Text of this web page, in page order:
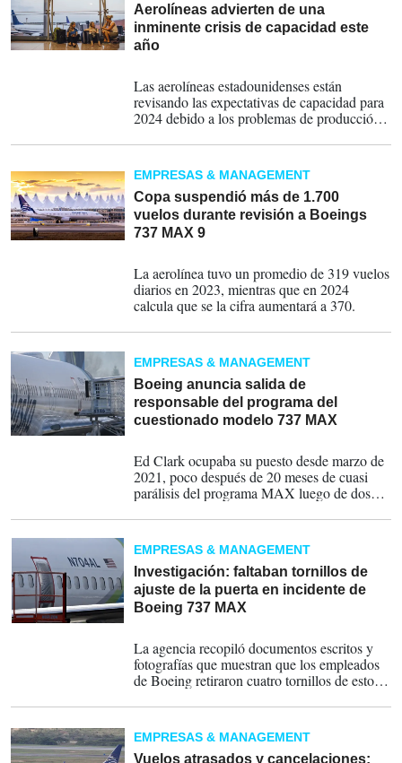
Aerolíneas advierten de una
inminente crisis de capacidad este
año
Las aerolíneas estadounidenses están
revisando las expectativas de capacidad para
2024 debido a los problemas de producción
EMPRESAS & MANAGEMENT
Copa suspendió más de 1.700
vuelos durante revisión a Boeings
737 MAX 9
La aerolínea tuvo un promedio de 319 vuelos
diarios en 2023, mientras que en 2024
calcula que se la cifra aumentará a 370.
EMPRESAS & MANAGEMENT
Boeing anuncia salida de
responsable del programa del
cuestionado modelo 737 MAX
Ed Clark ocupaba su puesto desde marzo de
2021, poco después de 20 meses de cuasi
parálisis del programa MAX luego de dos
EMPRESAS & MANAGEMENT
Investigación: faltaban tornillos de
ajuste de la puerta en incidente de
Boeing 737 MAX
La agencia recopiló documentos escritos y
fotografías que muestran que los empleados
de Boeing retiraron cuatro tornillos de estos
de Renton, en el estado de Washington, antes
de la entrega del avión en octubre pasado.
EMPRESAS & MANAGEMENT
Vuelos atrasados y cancelaciones: